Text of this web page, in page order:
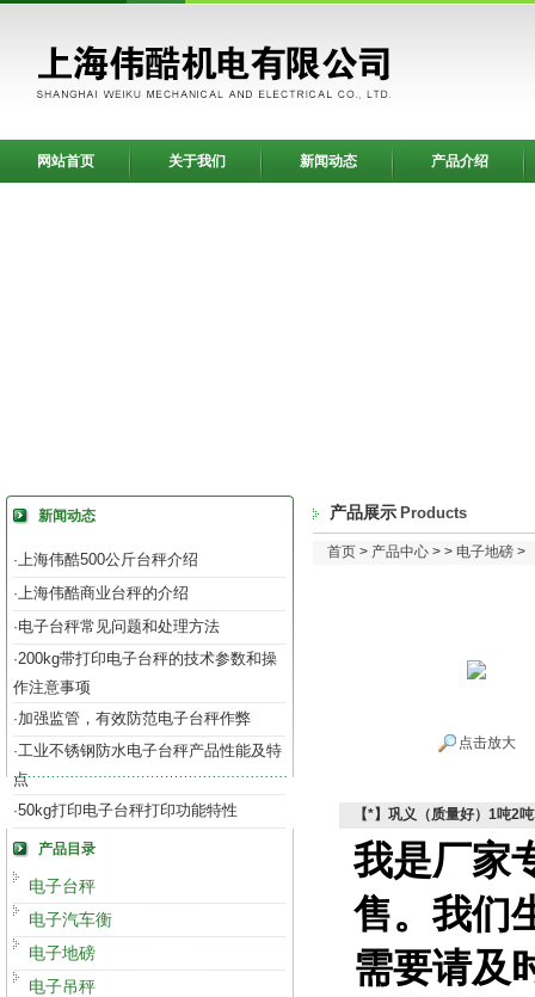
网站首页 关于我们 新闻动态 产品介绍
新闻动态
·上海伟酷500公斤台秤介绍
·上海伟酷商业台秤的介绍
·电子台秤常见问题和处理方法
·200kg带打印电子台秤的技术参数和操
作注意事项
·加强监管，有效防范电子台秤作弊
·工业不锈钢防水电子台秤产品性能及特
点
·50kg打印电子台秤打印功能特性
产品目录
电子台秤
电子汽车衡
电子地磅
电子吊秤
产品展示 Products
首页 > 产品中心 > > 电子地磅 >
点击放大
【*】巩义（质量好）1吨2
我是厂家
售。我们
需要请及